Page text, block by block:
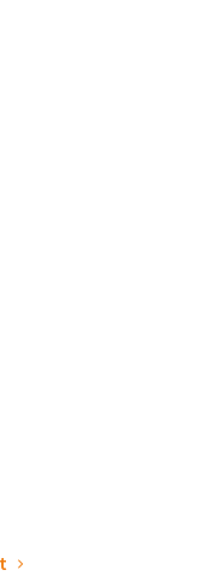
zum Thema
Aszites,
ewimed als
an unseren
auf Messen
Wir freuen uns